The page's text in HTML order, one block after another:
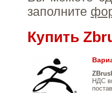
заполните
Купить
НДС